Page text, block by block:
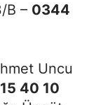
B – 0344
Uncu
40 10